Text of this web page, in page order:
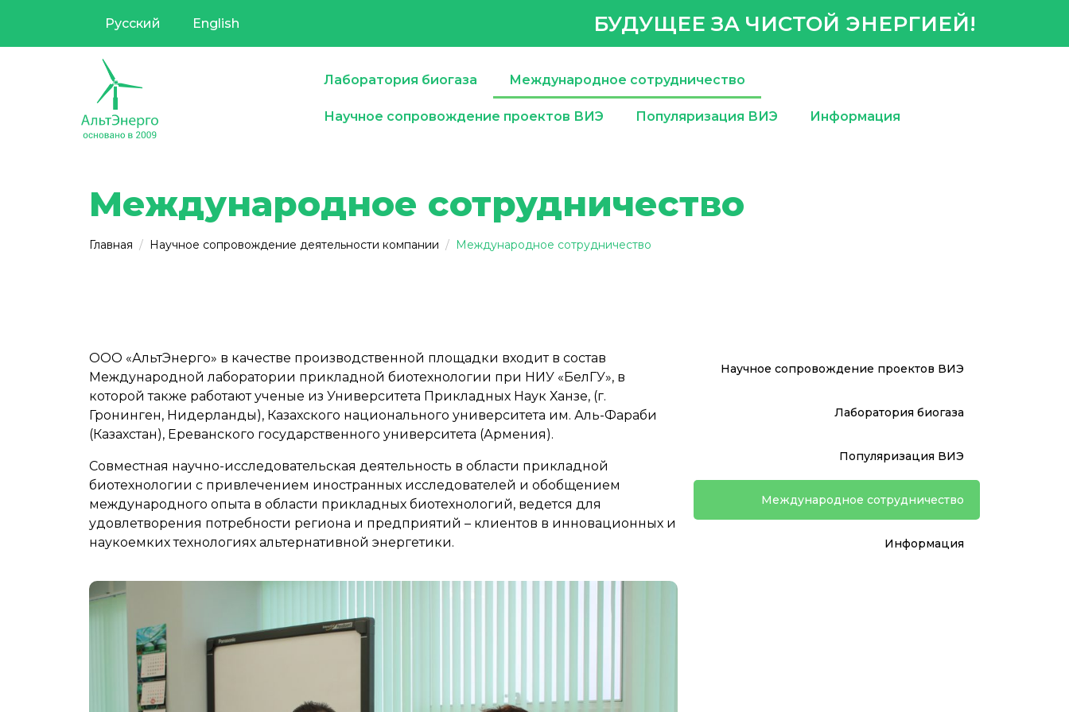
Русский English БУДУЩЕЕ ЗА ЧИСТОЙ ЭНЕРГИЕЙ!
Лаборатория биогаза Международное сотрудничество
Научное сопровождение проектов ВИЭ Популяризация ВИЭ Информация
Международное сотрудничество
Главная Научное сопровождение деятельности компании Международное сотрудничество
ООО «АльтЭнерго» в качестве производственной площадки входит в состав
Международной лаборатории прикладной биотехнологии при НИУ «БелГУ», в
которой также работают ученые из Университета Прикладных Наук Ханзе, (г.
Гронинген, Нидерланды), Казахского национального университета им. Аль-Фараби
(Казахстан), Ереванского государственного университета (Армения).
Совместная научно-исследовательская деятельность в области прикладной
биотехнологии с привлечением иностранных исследователей и обобщением
международного опыта в области прикладных биотехнологий, ведется для
удовлетворения потребности региона и предприятий – клиентов в инновационных и
наукоемких технологиях альтернативной энергетики.
Научное сопровождение проектов ВИЭ
Лаборатория биогаза
Популяризация ВИЭ
Международное сотрудничество
Информация
Заполните заявку на
обратную связь
Я согласен на обработку персональных
Feedback request
I give my consent to the processing of my